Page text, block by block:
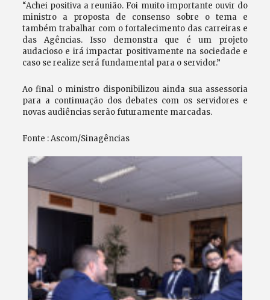
“Achei positiva a reunião. Foi muito importante ouvir do
ministro a proposta de consenso sobre o tema e
também trabalhar com o fortalecimento das carreiras e
das Agências. Isso demonstra que é um projeto
audacioso e irá impactar positivamente na sociedade e
caso se realize será fundamental para o servidor.”
Ao final o ministro disponibilizou ainda sua assessoria
para a continuação dos debates com os servidores e
novas audiências serão futuramente marcadas.
Fonte : Ascom/Sinagências